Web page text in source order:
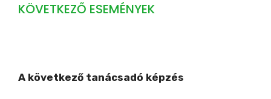
KÖVETKEZŐ ESEMÉNYEK
A következő tanácsadó képzés